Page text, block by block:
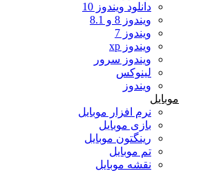
دانلود ویندوز 10
ویندوز 8 و 8.1
ویندوز 7
ویندوز xp
ویندوز سرور
لینوکس
ویندوز
موبایل
نرم افزار موبایل
بازی موبایل
رینگتون موبایل
تم موبایل
نقشه موبایل